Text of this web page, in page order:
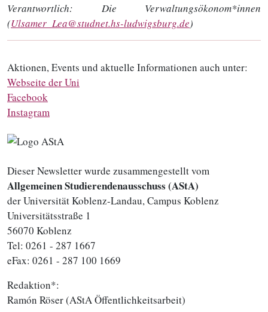
Verantwortlich: Die Verwaltungsökonom*innen
(Ulsamer_Lea@studnet.hs-ludwigsburg.de)
Aktionen, Events und aktuelle Informationen auch unter:
Webseite der Uni
Facebook
Instagram
Dieser Newsletter wurde zusammengestellt vom
Allgemeinen Studierendenausschuss (AStA)
der Universität Koblenz-Landau, Campus Koblenz
Universitätsstraße 1
56070 Koblenz
Tel: 0261 - 287 1667
eFax: 0261 - 287 100 1669
Redaktion*:
Ramón Röser (AStA Öffentlichkeitsarbeit)